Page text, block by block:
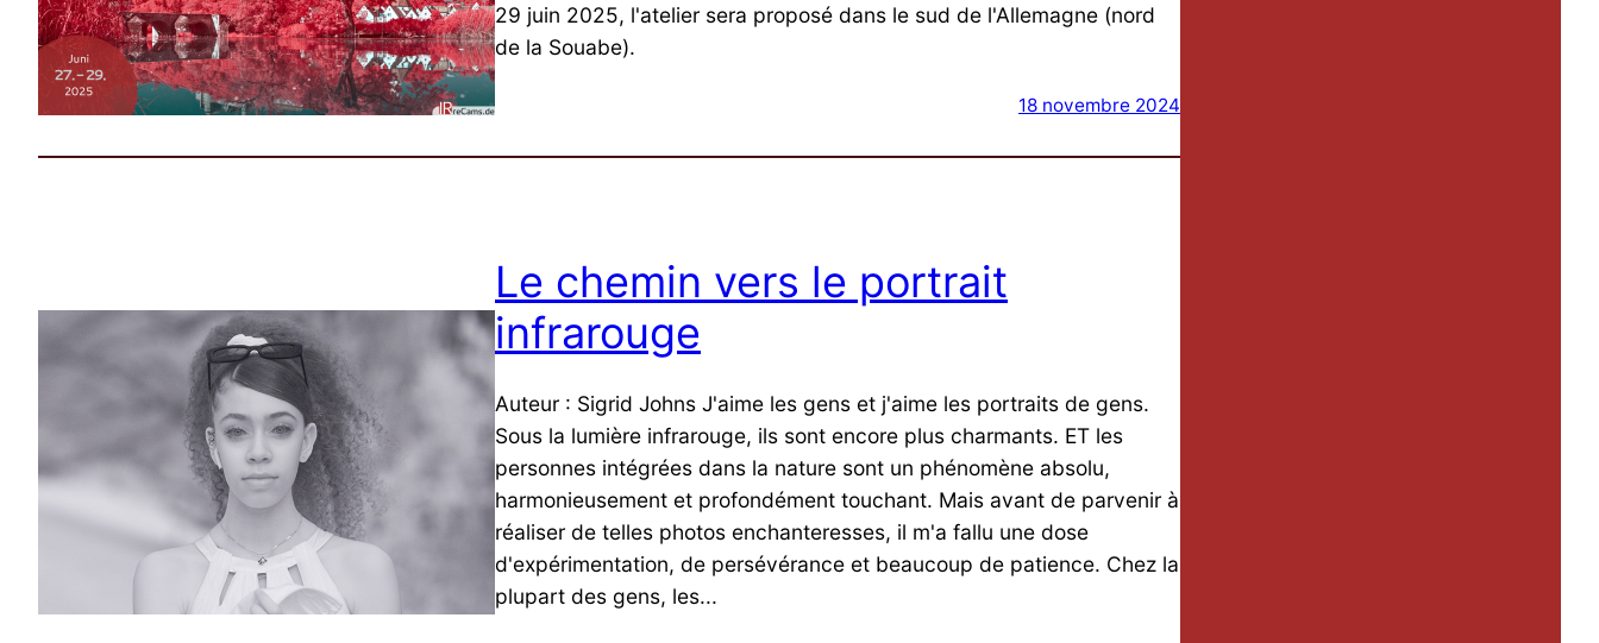
29 juin 2025, l'atelier sera proposé dans le sud de l'Allemagne (nord
de la Souabe).
18 novembre 2024
Le chemin vers le portrait
infrarouge
Auteur : Sigrid Johns J'aime les gens et j'aime les portraits de gens.
Sous la lumière infrarouge, ils sont encore plus charmants. ET les
personnes intégrées dans la nature sont un phénomène absolu,
harmonieusement et profondément touchant. Mais avant de parvenir à
réaliser de telles photos enchanteresses, il m'a fallu une dose
d'expérimentation, de persévérance et beaucoup de patience. Chez la
plupart des gens, les...